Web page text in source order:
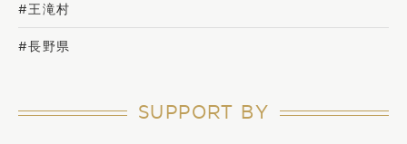
#王滝村
#長野県
SUPPORT BY